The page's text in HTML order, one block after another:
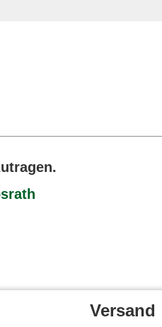
Versand